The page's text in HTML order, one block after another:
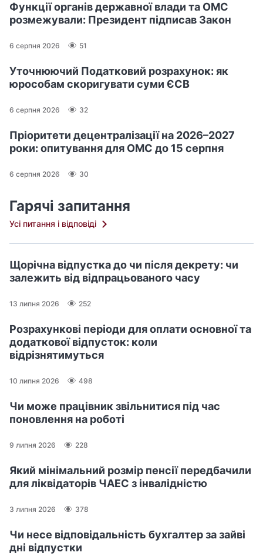
Функції органів державної влади та ОМС
розмежували: Президент підписав Закон
6 серпня 2026 51
Уточнюючий Податковий розрахунок: як
юрособам скоригувати суми ЄСВ
6 серпня 2026 32
Пріоритети децентралізації на 2026–2027
роки: опитування для ОМС до 15 серпня
6 серпня 2026 30
Гарячі запитання
Усі питання і відповіді
Щорічна відпустка до чи після декрету: чи
залежить від відпрацьованого часу
13 липня 2026 252
Розрахункові періоди для оплати основної та
додаткової відпусток: коли
відрізнятимуться
10 липня 2026 498
Чи може працівник звільнитися під час
поновлення на роботі
9 липня 2026 228
Який мінімальний розмір пенсії передбачили
для ліквідаторів ЧАЕС з інвалідністю
3 липня 2026 378
Чи несе відповідальність бухгалтер за зайві
дні відпустки